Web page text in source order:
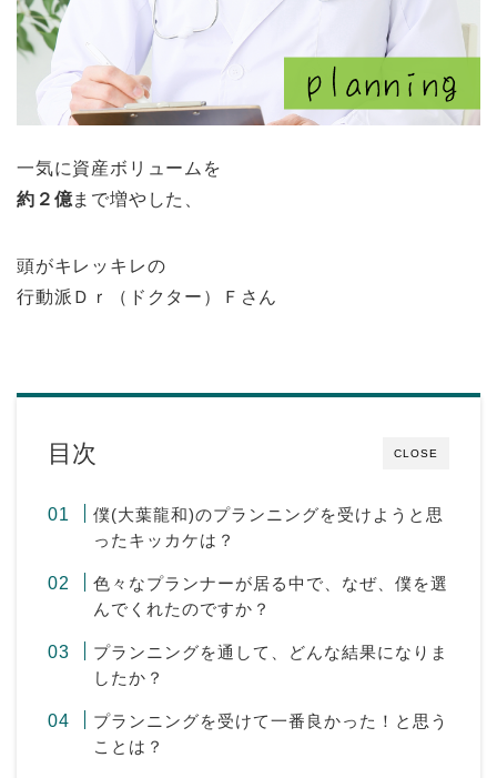
一気に資産ボリュームを
約２億まで増やした、
頭がキレッキレの
行動派Ｄｒ（ドクター）Ｆさん
CLOSE
目次
僕(大葉龍和)のプランニングを受けようと思
ったキッカケは？
色々なプランナーが居る中で、なぜ、僕を選
んでくれたのですか？
プランニングを通して、どんな結果になりま
したか？
プランニングを受けて一番良かった！と思う
ことは？